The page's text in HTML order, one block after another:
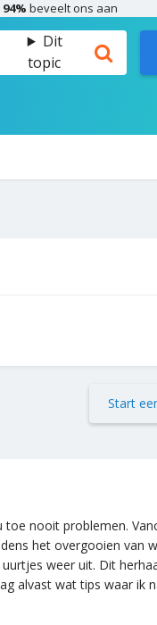
94% beveelt ons aan
Dit
topic
Start
nooit problemen.
het overgooien van
weer uit. Dit
alvast wat tips waar ik